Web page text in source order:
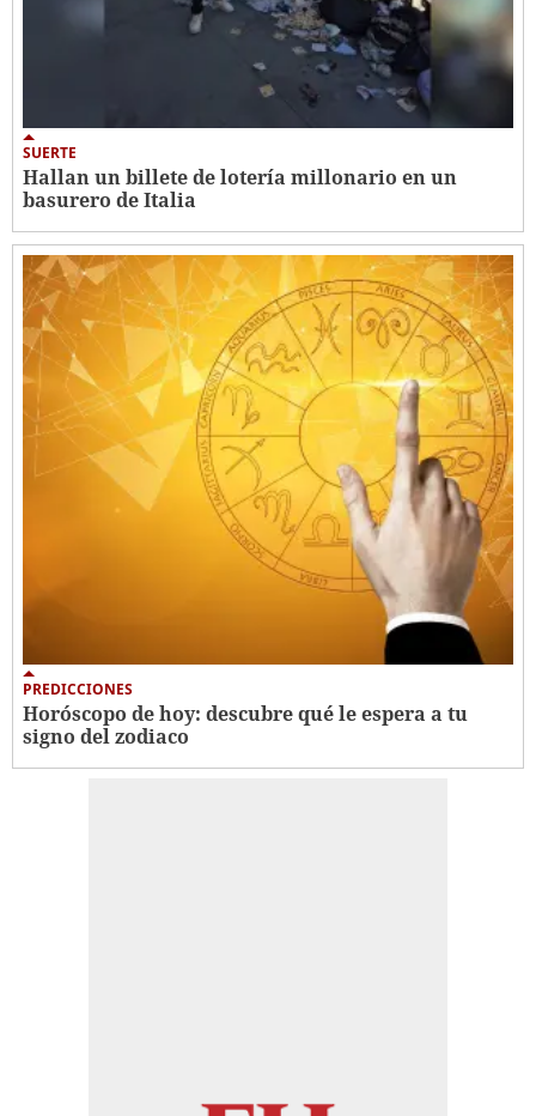
SUERTE
Hallan un billete de lotería millonario en un
basurero de Italia
PREDICCIONES
Horóscopo de hoy: descubre qué le espera a tu
signo del zodiaco